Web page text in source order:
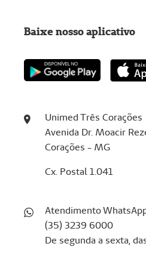
Unimed Três Corações
Avenida Dr. Moacir
Corações - MG
Cx. Postal 1.041
Atendimento
(35) 3239 6000
De segunda a sexta,
Baixe nosso aplicativo